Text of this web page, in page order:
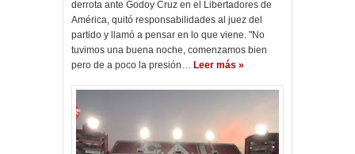
derrota ante Godoy Cruz en el Libertadores de
América, quitó responsabilidades al juez del
partido y llamó a pensar en lo que viene. "No
tuvimos una buena noche, comenzamos bien
pero de a poco la presión… Leer más »